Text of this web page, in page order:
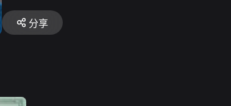
分享